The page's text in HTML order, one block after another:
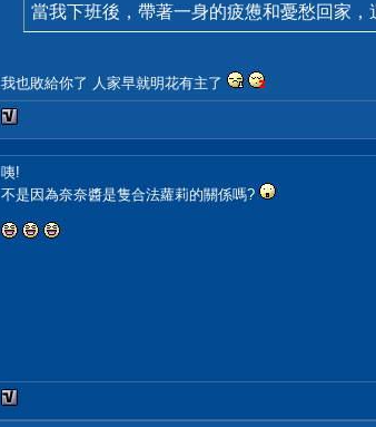
當我下班後，帶著一身的疲憊和憂愁回家
我也敗給你了 人家早就明花有主了
咦!
不是因為奈奈醬是隻合法蘿莉的關係嗎?